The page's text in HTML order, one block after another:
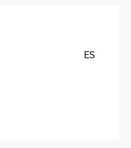
ES